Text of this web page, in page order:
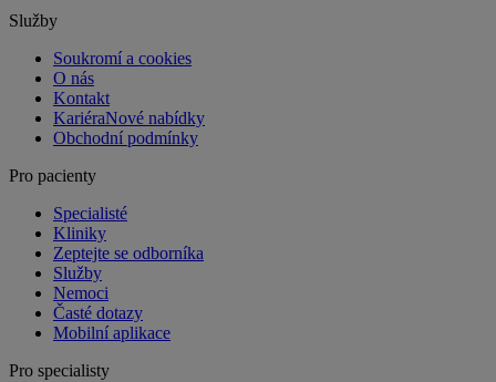
Služby
Soukromí a cookies
O nás
Kontakt
KariéraNové nabídky
Obchodní podmínky
Pro pacienty
Specialisté
Kliniky
Zeptejte se odborníka
Služby
Nemoci
Časté dotazy
Mobilní aplikace
Pro specialisty